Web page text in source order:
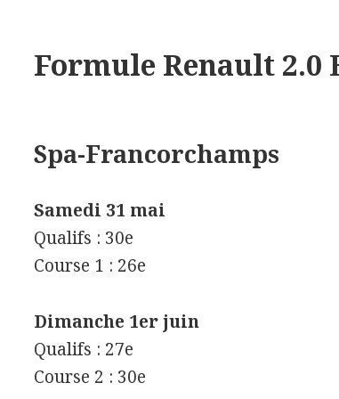
Formule Renault 2.0
Spa-Francorchamps
Samedi 31 mai
Qualifs : 30e
Course 1 : 26e
Dimanche 1er juin
Qualifs : 27e
Course 2 : 30e